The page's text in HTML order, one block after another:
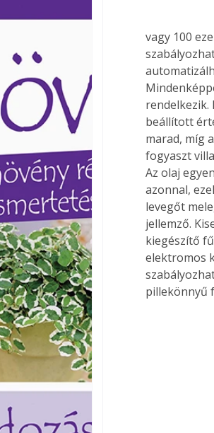
Laptapir kényelmes
mert: – t
vagy 100
rendelkezik.
beállított
marad, míg
fogyaszt
Az olaj
azonnal,
levegőt
jellemző.
kiegészítő
elektromos
pillekönnyű